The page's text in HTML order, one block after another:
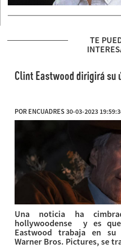
TE
Clint Eastwood dirigirá su
POR ENCUADRES 30-03-2023
Una noticia ha
hollywoodense y es
Eastwood trabaja en
Warner Bros. Pictures, se